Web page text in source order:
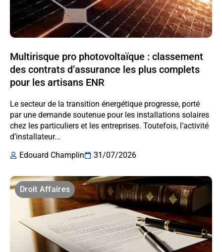
Multirisque pro photovoltaïque : classement
des contrats d’assurance les plus complets
pour les artisans ENR
Le secteur de la transition énergétique progresse, porté
par une demande soutenue pour les installations solaires
chez les particuliers et les entreprises. Toutefois, l’activité
d’installateur...
Edouard Champlin
31/07/2026
Droit Affaires